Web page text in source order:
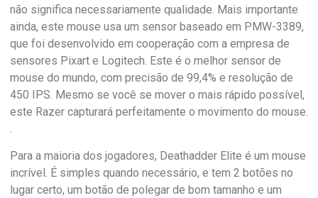
não significa necessariamente qualidade. Mais importante
ainda, este mouse usa um sensor baseado em PMW-3389,
que foi desenvolvido em cooperação com a empresa de
sensores Pixart e Logitech. Este é o melhor sensor de
mouse do mundo, com precisão de 99,4% e resolução de
450 IPS. Mesmo se você se mover o mais rápido possível,
este Razer capturará perfeitamente o movimento do mouse.
.
Para a maioria dos jogadores, Deathadder Elite é um mouse
incrível. É simples quando necessário, e tem 2 botões no
lugar certo, um botão de polegar de bom tamanho e um